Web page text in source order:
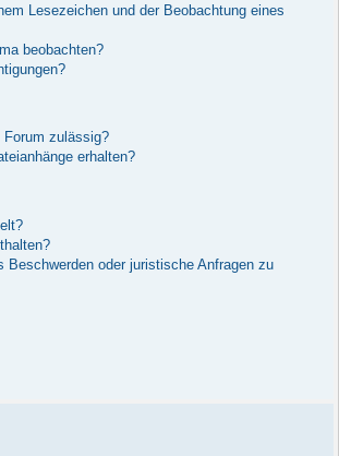
Lesezeichen und der Beobachtung eines
beobachten?
zulässig?
erhalten?
oder juristische Anfragen zu